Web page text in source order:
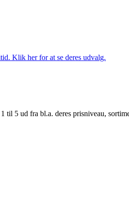
Klik her for at se deres udvalg.
5 ud fra bl.a. deres prisniveau,